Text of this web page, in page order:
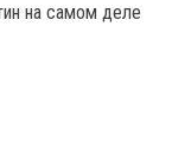
на самом деле